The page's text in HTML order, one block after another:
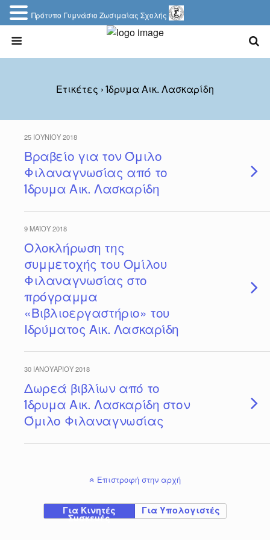
Ετικέτες › Ίδρυμα Αικ. Λασκαρίδη
25 ΙΟΥΝΊΟΥ 2018
Βραβείο για τον Όμιλο
Φιλαναγνωσίας από το
Ίδρυμα Αικ. Λασκαρίδη
9 ΜΑΪ́ΟΥ 2018
Ολοκλήρωση της
συμμετοχής του Ομίλου
Φιλαναγνωσίας στο
πρόγραμμα
«Βιβλιοεργαστήριο» του
Ιδρύματος Αικ. Λασκαρίδη
30 ΙΑΝΟΥΑΡΊΟΥ 2018
Δωρεά βιβλίων από το
Ίδρυμα Αικ. Λασκαρίδη στον
Όμιλο Φιλαναγνωσίας
Επιστροφή στην αρχή
Για Κινητές
Συσκευές
Για Υπολογιστές
Πρότυπο Γυμνάσιο Ζωσιμαίας Σχολής